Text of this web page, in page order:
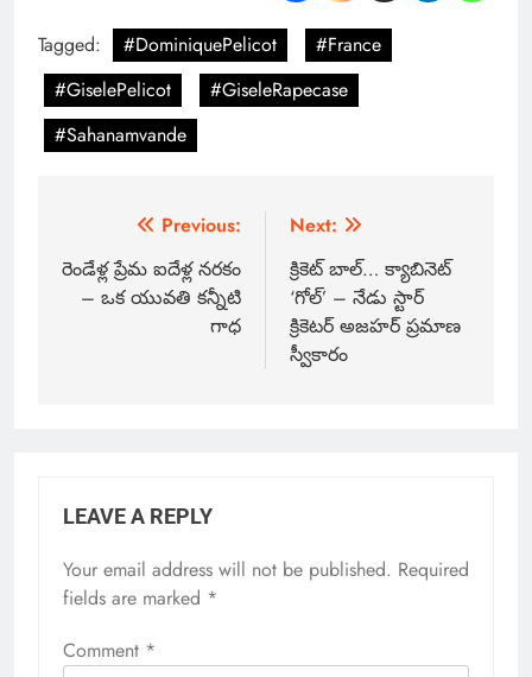
Tagged: #DominiquePelicot
#France
#GiselePelicot
#GiseleRapecase
#Sahanamvande
Previous:
రెండేళ్ల ప్రేమ ఐదేళ్ల నరకం
– ఒక యువతి కన్నీటి
గాధ
Next:
క్రికెట్ బాల్… క్యాబినెట్
‘గోల్’ – నేడు స్టార్
క్రికెటర్ అజహర్ ప్రమాణ
స్వీకారం
LEAVE A REPLY
Your email address will not be published. Required
fields are marked *
Comment *